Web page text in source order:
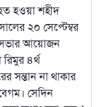
হওয়া শহীদ
২০ সেপ্টেম্বর
সভার আয়োজন
৪র্থ
সন্তান না থাকার
সেদিন